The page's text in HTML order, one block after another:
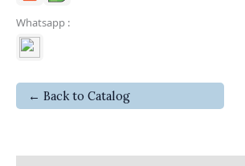
Whatsapp :
← Back to Catalog